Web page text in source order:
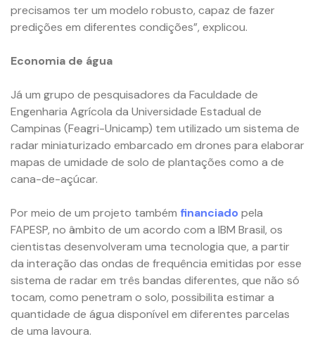
precisamos ter um modelo robusto, capaz de fazer
predições em diferentes condições”, explicou.
Economia de água
Já um grupo de pesquisadores da Faculdade de
Engenharia Agrícola da Universidade Estadual de
Campinas (Feagri-Unicamp) tem utilizado um sistema de
radar miniaturizado embarcado em drones para elaborar
mapas de umidade de solo de plantações como a de
cana-de-açúcar.
Por meio de um projeto também financiado pela
FAPESP, no âmbito de um acordo com a IBM Brasil, os
cientistas desenvolveram uma tecnologia que, a partir
da interação das ondas de frequência emitidas por esse
sistema de radar em três bandas diferentes, que não só
tocam, como penetram o solo, possibilita estimar a
quantidade de água disponível em diferentes parcelas
de uma lavoura.